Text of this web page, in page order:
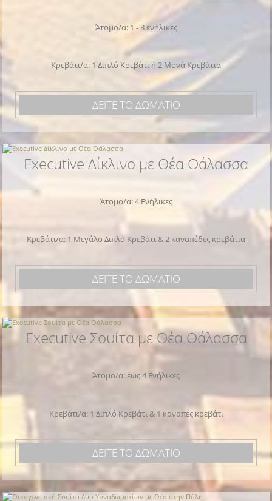
Άτομο/α: 1 - 3 ενήλικες
Κρεβάτι/α: 1 Διπλό Κρεβάτι ή 2 Μονά Κρεβάτια
ΔΕΙΤΕ ΤΟ ΔΩΜΑΤΙΟ
Executive Δίκλινο με Θέα Θάλασσα
Άτομο/α: 4 Ενήλικες
Κρεβάτι/α: 1 Μεγάλο Διπλό Κρεβάτι & 2 καναπέδες κρεβάτια
ΔΕΙΤΕ ΤΟ ΔΩΜΑΤΙΟ
Executive Σουίτα με Θέα Θάλασσα
Άτομο/α: έως 4 Ενήλικες
Κρεβάτι/α: 1 Διπλό Κρεβάτι & 1 καναπές κρεβάτι
ΔΕΙΤΕ ΤΟ ΔΩΜΑΤΙΟ